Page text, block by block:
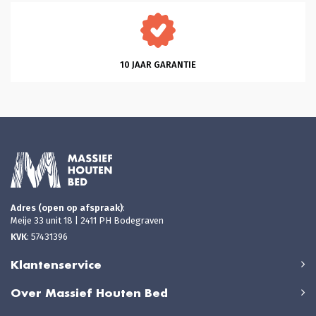
10 JAAR GARANTIE
Adres (open op afspraak):
Meije 33 unit 18 | 2411 PH Bodegraven
KVK: 57431396
Klantenservice
Over Massief Houten Bed